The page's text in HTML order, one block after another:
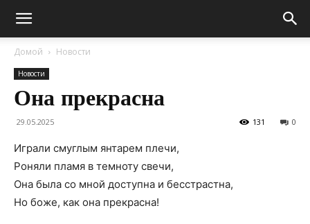
Домой Новости
Новости
Она прекрасна
29.05.2025 0
131
Играли смуглым янтарем плечи,
Роняли пламя в темноту свечи,
Она была со мной доступна и бесстрастна,
Но боже, как она прекрасна!